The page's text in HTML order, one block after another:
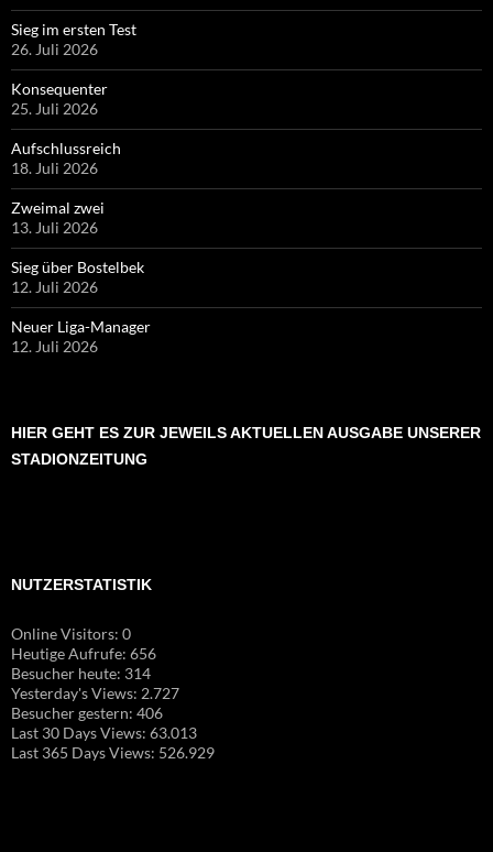
Sieg im ersten Test
26. Juli 2026
Konsequenter
25. Juli 2026
Aufschlussreich
18. Juli 2026
Zweimal zwei
13. Juli 2026
Sieg über Bostelbek
12. Juli 2026
Neuer Liga-Manager
12. Juli 2026
HIER GEHT ES ZUR JEWEILS AKTUELLEN AUSGABE UNSERER
STADIONZEITUNG
NUTZERSTATISTIK
Online Visitors: 0
Heutige Aufrufe: 656
Besucher heute: 314
Yesterday's Views: 2.727
Besucher gestern: 406
Last 30 Days Views: 63.013
Last 365 Days Views: 526.929